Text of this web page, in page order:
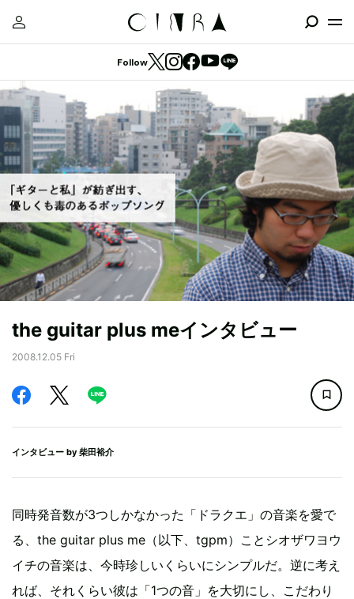
Follow
the guitar plus meインタビュー
2008.12.05 Fri
インタビュー by 柴田裕介
同時発音数が3つしかなかった「ドラクエ」の音楽を愛で
る、the guitar plus me（以下、tgpm）ことシオザワヨウ
イチの音楽は、今時珍しいくらいにシンプルだ。逆に考え
れば、それくらい彼は「1つの音」を大切にし、こだわり